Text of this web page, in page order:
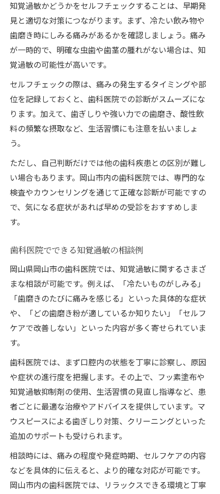
知覚過敏かどうかをセルフチェックすることは、早期発
見と適切な対策につながります。まず、冷たい飲み物や
歯磨き時にしみる痛みがあるかを確認しましょう。痛み
が一時的で、明確な虫歯や歯茎の腫れがない場合は、知
覚過敏の可能性が高いです。
セルフチェックの際は、痛みの発生するタイミングや部
位を記録しておくと、歯科医院での診断がスムーズにな
ります。加えて、歯ぎしりや強い力での歯磨き、酸性飲
料の頻繁な摂取など、生活習慣にも注意を払いましょ
う。
ただし、自己判断だけでは他の歯科疾患との区別が難し
い場合もあります。岡山市内の歯科医院では、専門的な
検査やカウンセリングを通じて正確な診断が可能ですの
で、気になる症状があれば早めの受診をおすすめしま
す。
歯科医院でできる知覚過敏の相談例
岡山県岡山市の歯科医院では、知覚過敏に関するさまざ
まな相談が可能です。例えば、「冷たいものがしみる」
「歯磨きのたびに痛みを感じる」といった具体的な症状
や、「どの歯磨き粉が適しているか知りたい」「セルフ
ケアで改善しない」といった内容が多く寄せられていま
す。
歯科医院では、まず口腔内の状態を丁寧に診察し、原因
や症状の進行度を把握します。その上で、フッ素塗布や
知覚過敏抑制剤の使用、生活習慣の見直し指導など、患
者ごとに最適な治療やアドバイスを提供しています。マ
ウスピースによる歯ぎしり対策、クリーニングといった
追加のサポートも受けられます。
相談時には、痛みの程度や発症時期、セルフケアの内容
などを具体的に伝えると、より的確な対応が可能です。
岡山市内の歯科医院では、リラックスできる環境と丁寧